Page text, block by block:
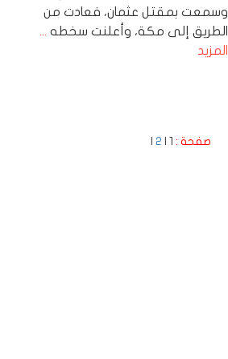
وسمعت بمقتل عثمان، فعادت من
الطريق إلى مكة، وأعلنت سخطه ...
المزيد
صفحة : 2